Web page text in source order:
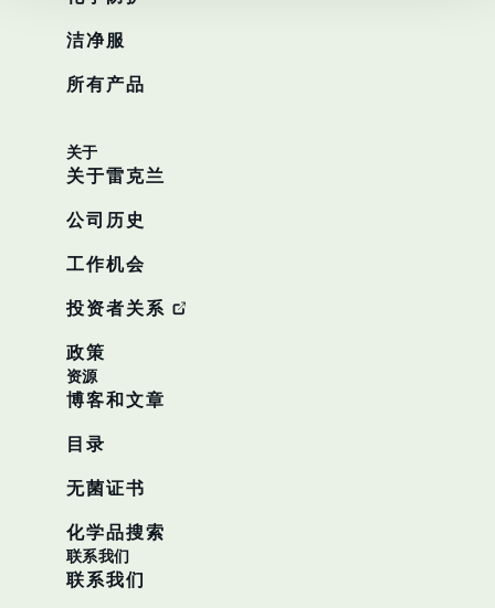
洁净服
所有产品
关于
关于雷克兰
公司历史
工作机会
投资者关系
政策
资源
博客和文章
目录
无菌证书
化学品搜索
联系我们
联系我们